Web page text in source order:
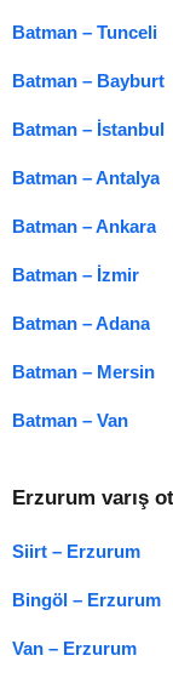
Batman – Tunceli
Batman – Bayburt
Batman – İstanbul
Batman – Antalya
Batman – Ankara
Batman – İzmir
Batman – Adana
Batman – Mersin
Batman – Van
Erzurum varış
Siirt – Erzurum
Bingöl – Erzurum
Van – Erzurum